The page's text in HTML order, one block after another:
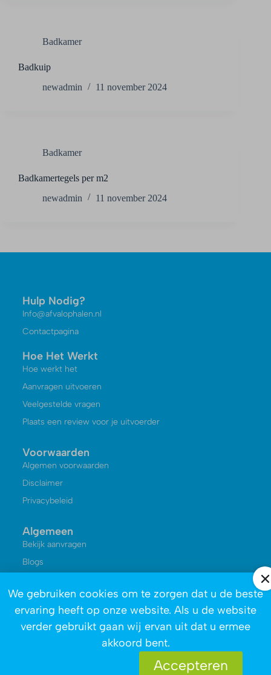
Badkamer
Badkuip
newadmin
11 november 2024
Badkamer
Badkamertegels per m2
newadmin
11 november 2024
Hulp Nodig?
Info@afvalophalen.nl
Contactpagina
Hoe Het Werkt
Hoe werkt het
Aanvragen uitvoeren
Veelgestelde vragen
Plaats een review voor je uitvoerder
Voorwaarden
Algemen voorwaarden
Disclaimer
Privacybeleid
Algemeen
Bekijk aanvragen
Blogs
Reviews
Over ons
We gebruiken cookies om te zorgen dat u de beste
ervaring heeft op onze website. Als u de website
verder gebruikt gaan wij ervan uit dat u ermee
akkoord bent.
Accepteren